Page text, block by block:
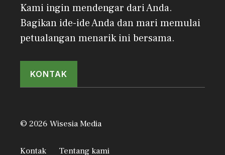
Kami ingin mendengar dari Anda.
Bagikan ide-ide Anda dan mari memulai
petualangan menarik ini bersama.
KONTAK
© 2026 Wisesia Media
Kontak Tentang kami